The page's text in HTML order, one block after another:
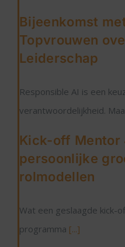
Bijeenkomst
Topvrouwen
Leiderschap
Responsible AI is een
verantwoordelijkheid.
Kick-off Mentor
persoonlijke
rolmodellen
Wat een geslaagde kick-
programma [...]